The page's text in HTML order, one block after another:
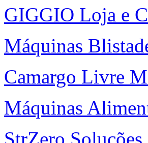
GIGGIO Loja e
Máquinas
Camargo Livre
Máquinas